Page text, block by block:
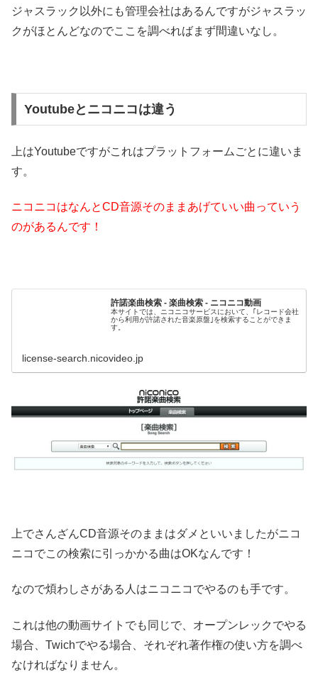
ジャスラック以外にも管理会社はあるんですがジャスラッ
クがほとんどなのでここを調べればまず間違いなし。
Youtubeとニコニコは違う
上はYoutubeですがこれはプラットフォームごとに違いま
す。
ニコニコはなんとCD音源そのままあげていい曲っていう
のがあるんです！
許諾楽曲検索 - 楽曲検索 - ニコニコ動画
本サイトでは、ニコニコサービスにおいて、｢レコード会社
から利用が許諾された音楽原盤｣を検索することができま
す。
license-search.nicovideo.jp
上でさんざんCD音源そのままはダメといいましたがニコ
ニコでこの検索に引っかかる曲はOKなんです！
なので煩わしさがある人はニコニコでやるのも手です。
これは他の動画サイトでも同じで、オープンレックでやる
場合、Twichでやる場合、それぞれ著作権の使い方を調べ
なければなりません。